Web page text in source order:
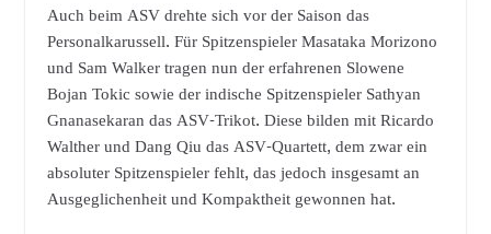
Auch beim ASV drehte sich vor der Saison das
Personalkarussell. Für Spitzenspieler Masataka Morizono
und Sam Walker tragen nun der erfahrenen Slowene
Bojan Tokic sowie der indische Spitzenspieler Sathyan
Gnanasekaran das ASV-Trikot. Diese bilden mit Ricardo
Walther und Dang Qiu das ASV-Quartett, dem zwar ein
absoluter Spitzenspieler fehlt, das jedoch insgesamt an
Ausgeglichenheit und Kompaktheit gewonnen hat.